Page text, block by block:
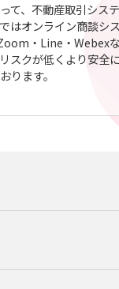
て、不動産取引シス
はオンライン商談シ
・Line・Webex
スクが低くより安全
ります。